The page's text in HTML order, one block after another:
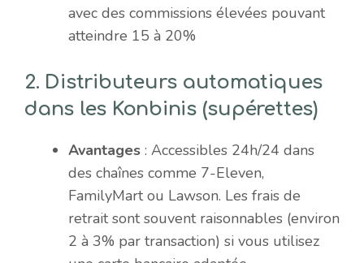
avec des commissions élevées pouvant
atteindre 15 à 20%​
2. Distributeurs automatiques
dans les Konbinis (supérettes)
Avantages : Accessibles 24h/24 dans
des chaînes comme 7-Eleven,
FamilyMart ou Lawson. Les frais de
retrait sont souvent raisonnables (environ
2 à 3% par transaction) si vous utilisez